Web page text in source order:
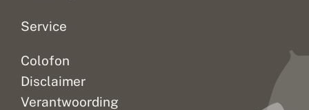
Service
Colofon
Disclaimer
Verantwoording